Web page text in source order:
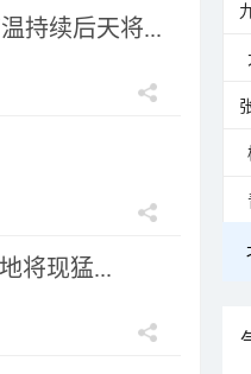
持续后天将...
将现猛...